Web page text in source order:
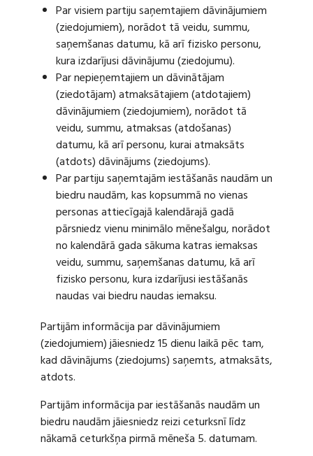
Par visiem partiju saņemtajiem dāvinājumiem
(ziedojumiem), norādot tā veidu, summu,
saņemšanas datumu, kā arī fizisko personu,
kura izdarījusi dāvinājumu (ziedojumu).
Par nepieņemtajiem un dāvinātājam
(ziedotājam) atmaksātajiem (atdotajiem)
dāvinājumiem (ziedojumiem), norādot tā
veidu, summu, atmaksas (atdošanas)
datumu, kā arī personu, kurai atmaksāts
(atdots) dāvinājums (ziedojums).
Par partiju saņemtajām iestāšanās naudām un
biedru naudām, kas kopsummā no vienas
personas attiecīgajā kalendārajā gadā
pārsniedz vienu minimālo mēnešalgu, norādot
no kalendārā gada sākuma katras iemaksas
veidu, summu, saņemšanas datumu, kā arī
fizisko personu, kura izdarījusi iestāšanās
naudas vai biedru naudas iemaksu.
Partijām informācija par dāvinājumiem
(ziedojumiem) jāiesniedz 15 dienu laikā pēc tam,
kad dāvinājums (ziedojums) saņemts, atmaksāts,
atdots.
Partijām informācija par iestāšanās naudām un
biedru naudām jāiesniedz reizi ceturksnī līdz
nākamā ceturkšņa pirmā mēneša 5. datumam.